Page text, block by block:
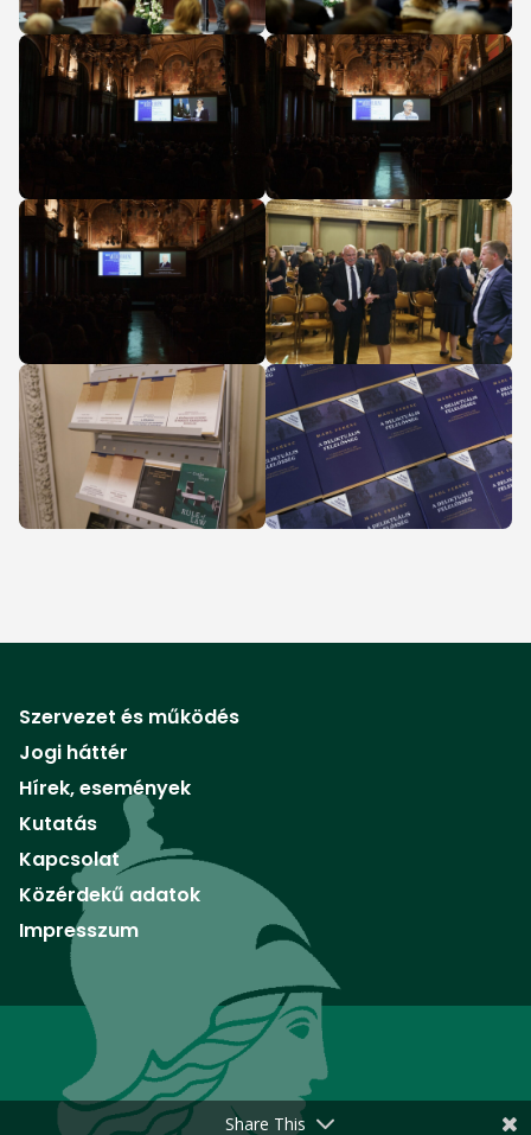
Szervezet és működés
Jogi háttér
Hírek, események
Kutatás
Kapcsolat
Közérdekű adatok
Impresszum
Share This